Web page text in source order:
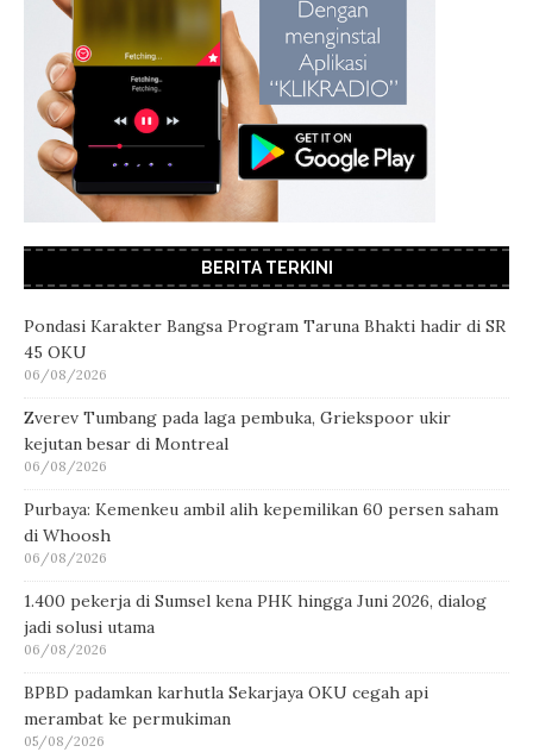
BERITA TERKINI
Pondasi Karakter Bangsa Program Taruna Bhakti hadir di SR
45 OKU
06/08/2026
Zverev Tumbang pada laga pembuka, Griekspoor ukir
kejutan besar di Montreal
06/08/2026
Purbaya: Kemenkeu ambil alih kepemilikan 60 persen saham
di Whoosh
06/08/2026
1.400 pekerja di Sumsel kena PHK hingga Juni 2026, dialog
jadi solusi utama
06/08/2026
BPBD padamkan karhutla Sekarjaya OKU cegah api
merambat ke permukiman
05/08/2026